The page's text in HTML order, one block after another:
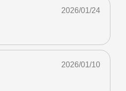
2026/01/24
2026/01/10